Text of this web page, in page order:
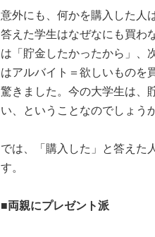
意外にも、何かを購入した人
答えた学生はなぜなにも買わ
は「貯金したかったから」、
はアルバイト＝欲しいものを
驚きました。今の大学生は、
い、ということなのでしょう
では、「購入した」と答えた
す。
■両親にプレゼント派